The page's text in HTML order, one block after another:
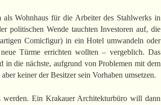
Wohnhaus für die Arbeiter des Stahlwerks in
politischen Wende tauchten Investoren auf, die
Comicfigur) in ein Hotel umwandeln oder
Türme errichten wollten – vergeblich. Das
in die nächste, aufgrund von Problemen mit dem
keiner der Besitzer sein Vorhaben umsetzen.
werden. Ein Krakauer Architekturbüro will dann